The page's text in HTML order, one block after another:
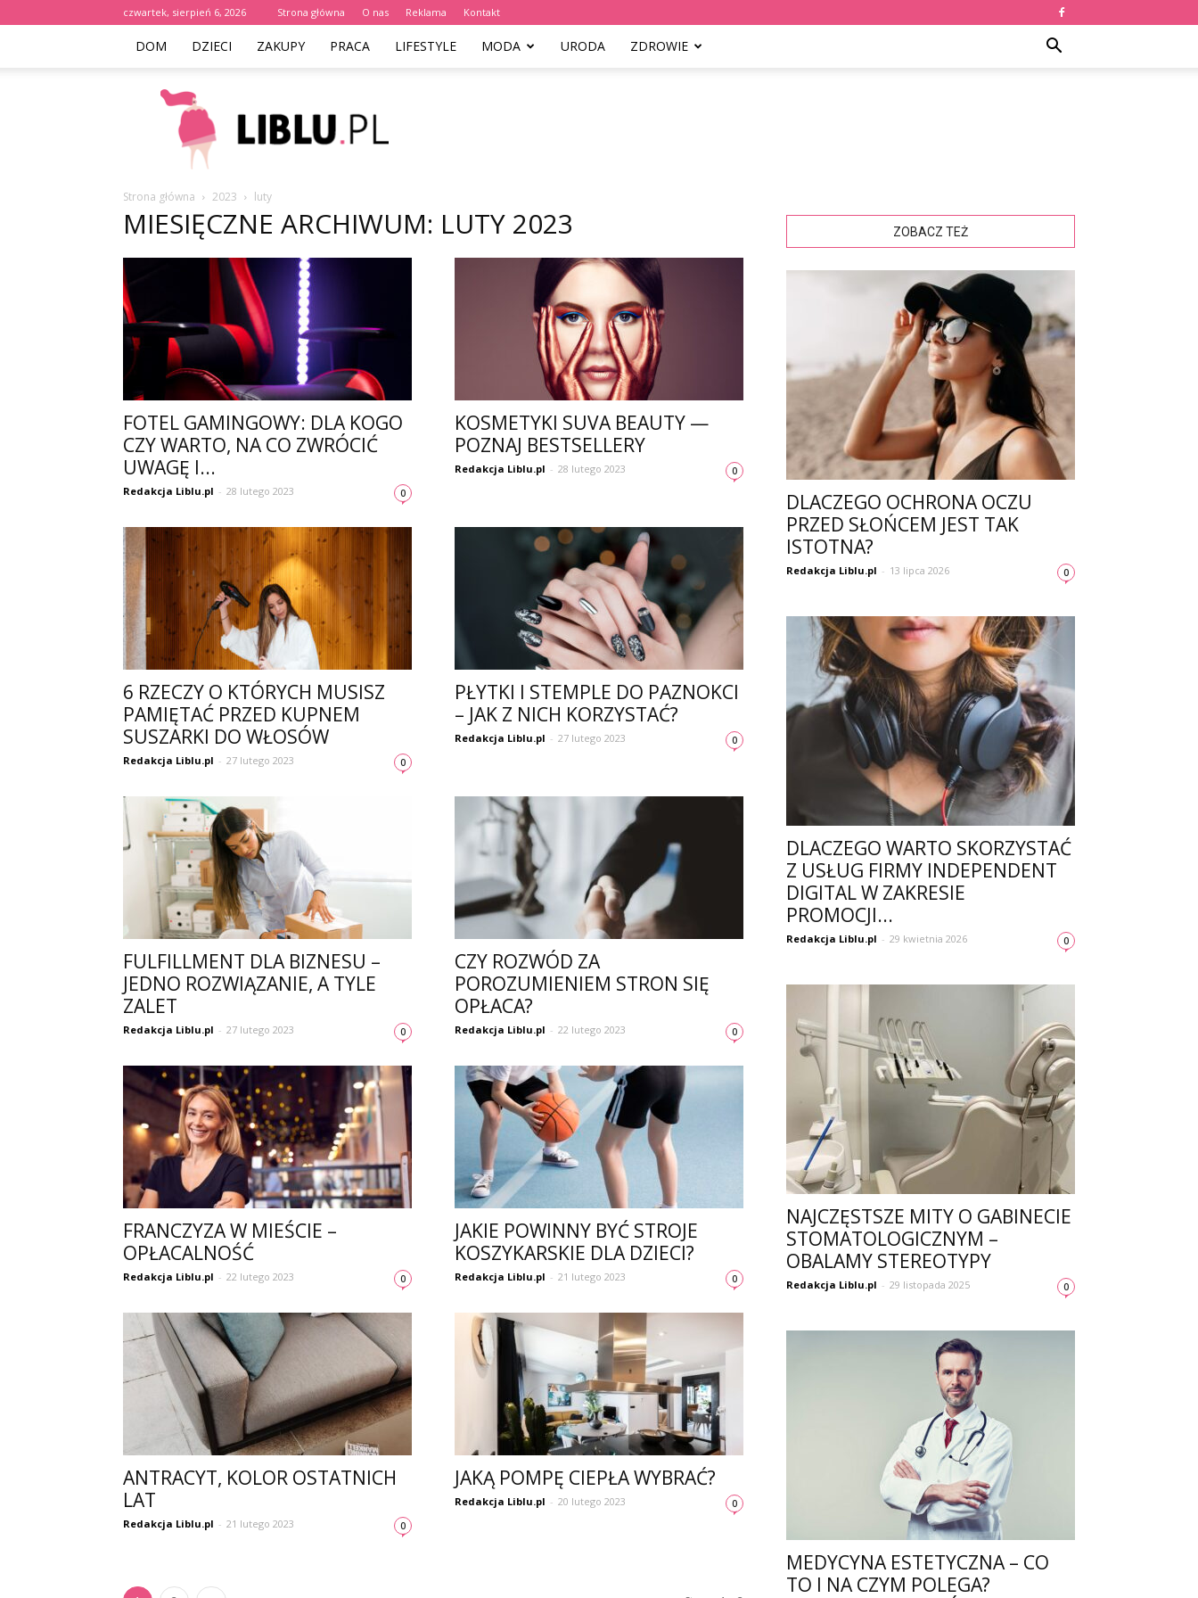
czwartek, sierpień 6, 2026 Strona główna O nas Reklama Kontakt
DOM DZIECI ZAKUPY PRACA LIFESTYLE MODA URODA ZDROWIE
Liblu.pl
Strona główna 2023 luty
MIESIĘCZNE ARCHIWUM: LUTY 2023
FOTEL GAMINGOWY: DLA KOGO
CZY WARTO, NA CO ZWRÓCIĆ
UWAGĘ I...
Redakcja Liblu.pl - 28 lutego 2023 0
KOSMETYKI SUVA BEAUTY —
POZNAJ BESTSELLERY
Redakcja Liblu.pl - 28 lutego 2023 0
6 RZECZY O KTÓRYCH MUSISZ
PAMIĘTAĆ PRZED KUPNEM
SUSZARKI DO WŁOSÓW
Redakcja Liblu.pl - 27 lutego 2023 0
PŁYTKI I STEMPLE DO PAZNOKCI
– JAK Z NICH KORZYSTAĆ?
Redakcja Liblu.pl - 27 lutego 2023 0
FULFILLMENT DLA BIZNESU –
JEDNO ROZWIĄZANIE, A TYLE
ZALET
Redakcja Liblu.pl - 27 lutego 2023 0
CZY ROZWÓD ZA
POROZUMIENIEM STRON SIĘ
OPŁACA?
Redakcja Liblu.pl - 22 lutego 2023 0
FRANCZYZA W MIEŚCIE –
OPŁACALNOŚĆ
Redakcja Liblu.pl - 22 lutego 2023 0
JAKIE POWINNY BYĆ STROJE
KOSZYKARSKIE DLA DZIECI?
Redakcja Liblu.pl - 21 lutego 2023 0
ANTRACYT, KOLOR OSTATNICH
LAT
Redakcja Liblu.pl - 21 lutego 2023 0
JAKĄ POMPĘ CIEPŁA WYBRAĆ?
Redakcja Liblu.pl - 20 lutego 2023 0
ZOBACZ TEŻ
DLACZEGO OCHRONA OCZU
PRZED SŁOŃCEM JEST TAK
ISTOTNA?
Redakcja Liblu.pl - 13 lipca 2026 0
DLACZEGO WARTO SKORZYSTAĆ
Z USŁUG FIRMY INDEPENDENT
DIGITAL W ZAKRESIE
PROMOCJI...
Redakcja Liblu.pl - 29 kwietnia 2026 0
NAJCZĘSTSZE MITY O GABINECIE
STOMATOLOGICZNYM –
OBALAMY STEREOTYPY
Redakcja Liblu.pl - 29 listopada 2025 0
MEDYCYNA ESTETYCZNA – CO
TO I NA CZYM POLEGA?